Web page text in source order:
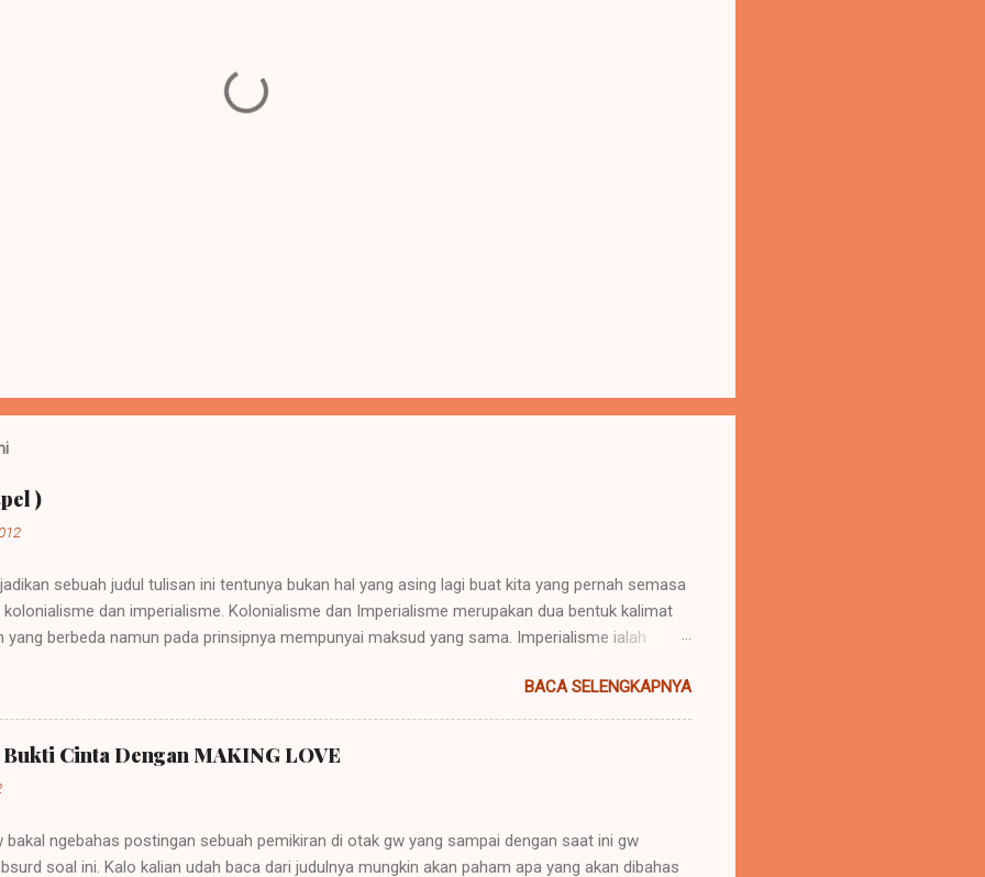
)
sebuah judul tulisan ini tentunya bukan hal yang asing lagi buat kita yang pernah semasa
dan imperialisme. Kolonialisme dan Imperialisme merupakan dua bentuk kalimat
yang berbeda namun pada prinsipnya mempunyai maksud yang sama. Imperialisme ialah
Sebuah contoh imperialisme terjadi saat negara-negara itu menaklukkan atau
imperialisme berasal dari kata Latin "imperare" yang artinya "memerintah". Hak untuk
"imperium". Orang yang diberi hak itu (diberi imperium) disebut "imperator". Yang lazimnya
karena itu lambat-laun raja disebut imperator dan kerajaannya (ialah daerah dimana imper...
BACA SELENGKAPNYA
Cinta Dengan MAKING LOVE
bakal ngebahas postingan sebuah pemikiran di otak gw yang sampai dengan saat ini gw
soal ini. Kalo kalian udah baca dari judulnya mungkin akan paham apa yang akan dibahas